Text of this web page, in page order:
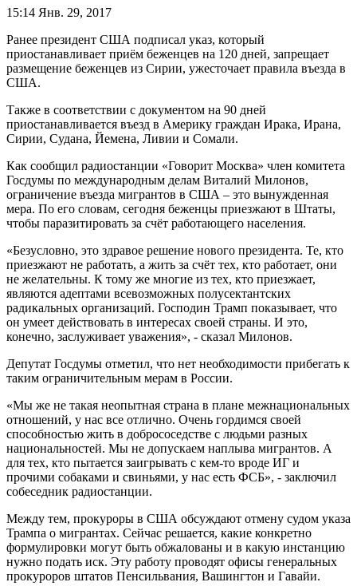
15:14 Янв. 29, 2017
Ранее президент США подписал указ, который
приостанавливает приём беженцев на 120 дней, запрещает
размещение беженцев из Сирии, ужесточает правила въезда в
США.
Также в соответствии с документом на 90 дней
приостанавливается въезд в Америку граждан Ирака, Ирана,
Сирии, Судана, Йемена, Ливии и Сомали.
Как сообщил радиостанции «Говорит Москва» член комитета
Госдумы по международным делам Виталий Милонов,
ограничение въезда мигрантов в США – это вынужденная
мера. По его словам, сегодня беженцы приезжают в Штаты,
чтобы паразитировать за счёт работающего населения.
«Безусловно, это здравое решение нового президента. Те, кто
приезжают не работать, а жить за счёт тех, кто работает, они
не желательны. К тому же многие из тех, кто приезжает,
являются адептами всевозможных полусектантских
радикальных организаций. Господин Трамп показывает, что
он умеет действовать в интересах своей страны. И это,
конечно, заслуживает уважения», - сказал Милонов.
Депутат Госдумы отметил, что нет необходимости прибегать к
таким ограничительным мерам в России.
«Мы же не такая неопытная страна в плане межнациональных
отношений, у нас все отлично. Очень гордимся своей
способностью жить в добрососедстве с людьми разных
национальностей. Мы не допускаем наплыва мигрантов. А
для тех, кто пытается заигрывать с кем-то вроде ИГ и
прочими собаками и свиньями, у нас есть ФСБ», - заключил
собеседник радиостанции.
Между тем, прокуроры в США обсуждают отмену судом указа
Трампа о мигрантах. Сейчас решается, какие конкретно
формулировки могут быть обжалованы и в какую инстанцию
нужно подать иск. Эту работу проводят офисы генеральных
прокуроров штатов Пенсильвания, Вашингтон и Гавайи.